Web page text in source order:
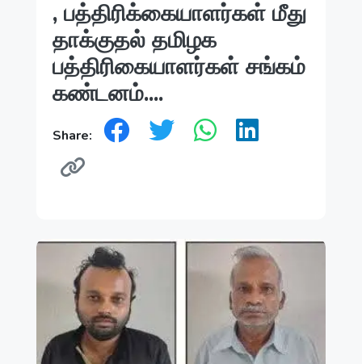
, பத்திரிக்கையாளர்கள் மீது
தாக்குதல் தமிழக
பத்திரிகையாளர்கள் சங்கம்
கண்டனம்....
Share: